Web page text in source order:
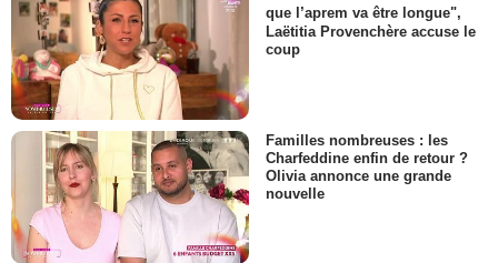
que l’aprem va être longue",
Laëtitia Provenchère accuse le
coup
Familles nombreuses : les
Charfeddine enfin de retour ?
Olivia annonce une grande
nouvelle